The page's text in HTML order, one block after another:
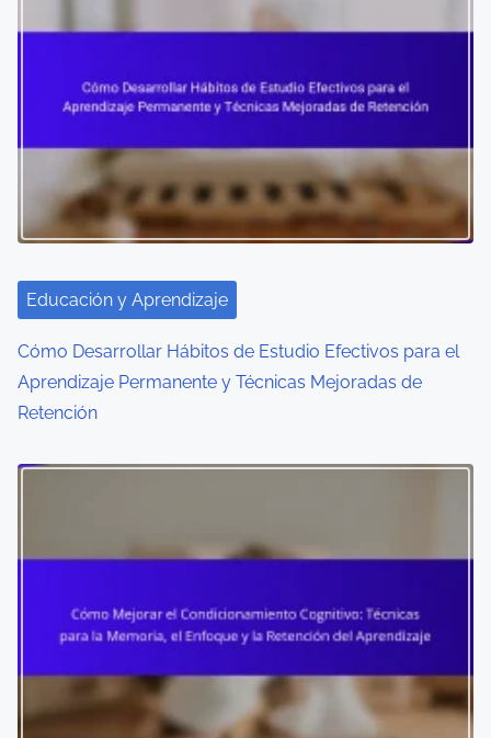
Educación y Aprendizaje
Cómo Desarrollar Hábitos de Estudio Efectivos para el
Aprendizaje Permanente y Técnicas Mejoradas de
Retención